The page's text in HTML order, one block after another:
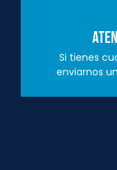
Si tienes
enviarnos